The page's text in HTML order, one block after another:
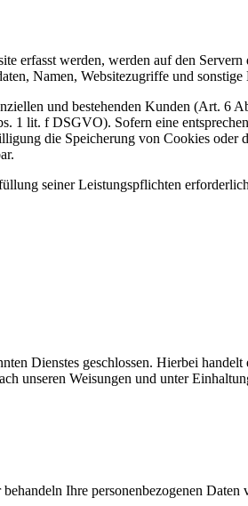
erfasst werden, werden auf den
Namen, Websitezugriffe und
und bestehenden Kunden (Art. 6
1 lit. f DSGVO). Sofern eine
die Speicherung von Cookies oder
seiner Leistungspflichten
Dienstes geschlossen. Hierbei
unseren Weisungen und unter
Ihre personenbezogenen